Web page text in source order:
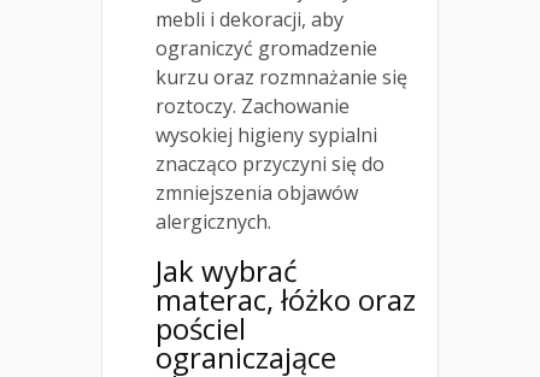
mebli i dekoracji, aby
ograniczyć gromadzenie
kurzu oraz rozmnażanie się
roztoczy. Zachowanie
wysokiej higieny sypialni
znacząco przyczyni się do
zmniejszenia objawów
alergicznych.
Jak wybrać
materac, łóżko oraz
pościel
ograniczające